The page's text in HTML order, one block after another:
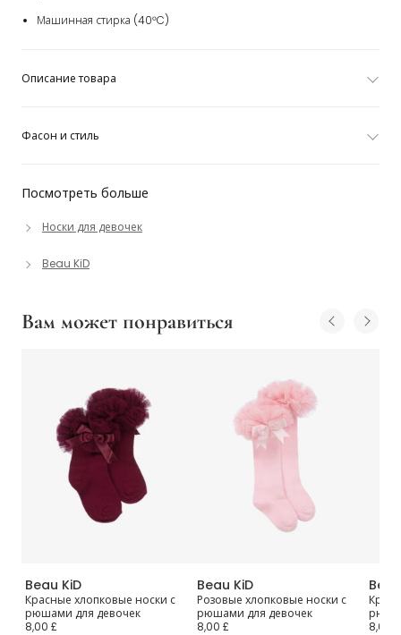
Посмотреть больше
Носки для девочек
Beau KiD
Машинная стирка (40°C)
Описание товара
Фасон и стиль
Вам может понравиться
Beau KiD
Красные хлопковые носки с
рюшами для девочек
8,00 £
Beau KiD
Розовые хлопковые носки с
рюшами для девочек
8,00 £
8,00 £